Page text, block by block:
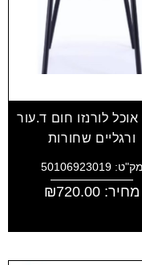
לורנזו חום ד.עור
ורגליים שחורות
מק"ט: 50106923019
מחיר: ₪720.00